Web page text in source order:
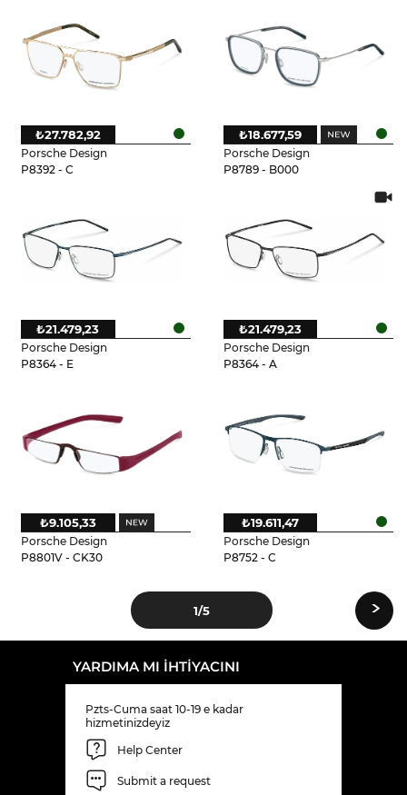
Porsche Design
P8392 - C
₺27.782,92
Porsche Design
P8789 - B000
₺18.677,59
Porsche Design
P8364 - E
₺21.479,23
Porsche Design
P8364 - A
₺21.479,23
Porsche Design
P8801V - CK30
₺9.105,33
Porsche Design
P8752 - C
₺19.611,47
1/5 ›
YARDIMA MI IHTIYACINI
Pzts-Cuma saat 10-19 e kadar
hizmetinizdeyiz
Help Center
Submit a request